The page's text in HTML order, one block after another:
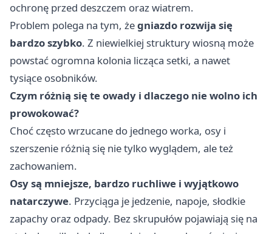
ochronę przed deszczem oraz wiatrem.
Problem polega na tym, żegniazdo rozwija się
bardzo szybko. Z niewielkiej struktury wiosną może
powstać ogromna kolonia licząca setki, a nawet
tysiące osobników.
Czym różnią się te owady i dlaczego nie wolno ich
prowokować?
Choć często wrzucane do jednego worka, osy i
szerszenie różnią się nie tylko wyglądem, ale też
zachowaniem.
Osysą mniejsze, bardzo ruchliwe i wyjątkowo
natarczywe. Przyciąga je jedzenie, napoje, słodkie
zapachy oraz odpady. Bez skrupułów pojawiają się na